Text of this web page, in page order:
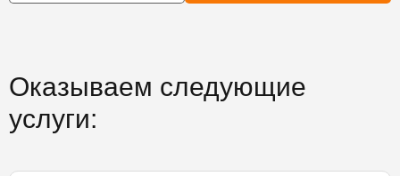
Оказываем следующие
услуги: